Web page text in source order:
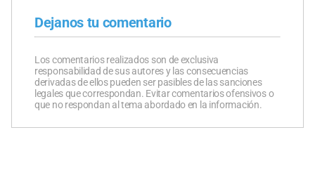
Dejanos tu comentario
Los comentarios realizados son de exclusiva
responsabilidad de sus autores y las consecuencias
derivadas de ellos pueden ser pasibles de las sanciones
legales que correspondan. Evitar comentarios ofensivos o
que no respondan al tema abordado en la información.